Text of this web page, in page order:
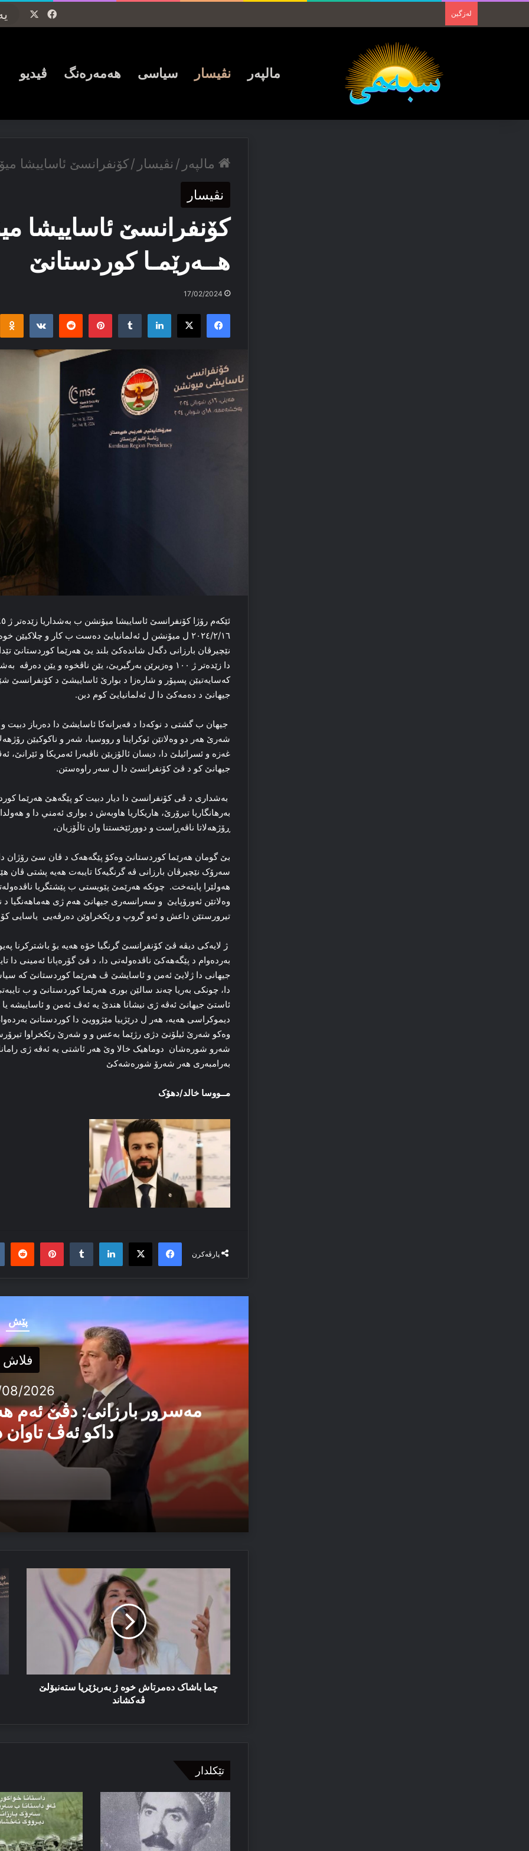
لەزگین Facebook
مالپەر نڤیسار سیاسی ھەمەرەنگ ڤیدیو
مالپەر / نڤیسار /کۆنفرانسێ ئاساییشا
نڤیسار
کۆنفرانسێ ئاساییشا
هــەرێمـا کوردستانێ
17/02/2024
Facebook
X
LinkedIn
Tumblr
Pinterest
Reddit
٢٠٢٤/٢/١٦ ل میۆنشن ل ئەلمانیایێ دەست ب کار و
نێچیرڤان بارزانی دگەل شاندەکێ بلند یێ هەرێما کوردستانێ
کەسایەتیێن پسپۆر و شارەزا د بوارێ ئاساییشێ د کۆنفرانسێ
جیهانێ د دەمەکێ دا ل ئەلمانیایێ کوم دبن.
جیهان ب گشتی د نوکەدا د قەیرانەکا ئاسایشێ دا دەرباز دبیت
شەرێ هەر دو وەلاتێن ئوکراینا و رووسیا، شەر و ناکوکیێن
غەزە و ئسرائیلێ دا، دیسان ئالۆزیێن ناڤبەرا ئەمریکا و
جیهانێ کو د ڤێ کۆنفرانسێ دا ل سەر راوەستن.
به‌شداری د ڤی كۆنفرانسێ دا دیار دبیت کو پێگەهێ هه‌رێما
به‌رهانگاریا تيرۆرێ، هاريكاريا هاوبه‌ش د بوارى ئه‌مني دا و
ڕۆژهه‌لاتا ناڤه‌ڕاست و دوورئێخستنا وان ئاڵۆزیان،
‌بێ گومان هەرێما کوردستانێ وەکۆ پێگەهەک د ڤان سێ رۆژان
سەرۆک نێچیرڤان بارزانی ڤە گرنگیەکا تایبەت هەیە پشتی ڤان
هەولێرا پایتەخت. چونکە هەرێمێ پێویستی ب پێشتگریا
وەلاتێن ئەورۆپایێ و سەرانسەری جیهانێ هەم ژی هەماهەنگیا د
تیرورستێن داعش و ئەو گروپ و رێکخراوێن دەرڤەیی یاسایی
ژ لایەکی دیڤە ڤێ کۆنفرانسێ گرنگیا خۆە هەیە بۆ باشترکرنا
بەردەوام د پێگەهەکێ ناڤدەولەتی دا، د ڤێ گۆرەپانا ئەمینی دا
جیهانی دا ژلایێ ئەمن و ئاسایشێ ڤ هەرێما کوردستانێ کە
دا، چونکی بەریا چەند سالێن بوری هەرێما کوردستانێ و ب
ئاستێ جیهانێ ئەڤە ژی نیشانا هندێ یە ئەڤ ئەمن و ئاساییشە
دیموکراسی هەیە، هەر ل درێژییا مێژوویێ دا کوردستانێ
وەکو شەرێ ئیلۆنێ دژی رژێما بەعس و و شەرێ رێکخراوا
شەرو شورەشان دوماهیک خالا وێ هەر ئاشتی یە ئەڤە ژی
بەرامبەری هەر شەرۆ شورەشەکێ
مــووسا خالد/دهۆک
پارڤەکرن
Facebook
X
LinkedIn
Tumblr
پێش
فلاش
2026
مەسرور بارزانی: دڤێ ئەم
داکو ئەڤ تاوان
04/08/2026
مەسرور بارزانی: دڤێ ئەم هەموو ب هەڤ را کاربکن
ئێزدیۆ رابە ژ خەوێ چما
باشاک
دەمرتاش
خوە
بەربژێریا
ستەنبۆلێ
ڤەکشاند
چما باشاک دەمرتاش خوە ژ بەربژێریا ستەنبۆلێ
ڤەکشاند
یا
تێکلدار